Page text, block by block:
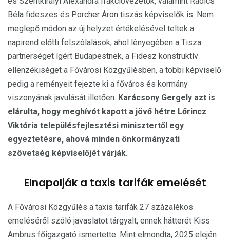
Béla fideszes és Porcher Áron tiszás képviselők is. Nem
meglepő módon az új helyzet értékelésével teltek a
napirend előtti felszólalások, ahol lényegében a Tisza
partnerséget ígért Budapestnek, a Fidesz konstruktív
ellenzékiséget a Fővárosi Közgyűlésben, a többi képviselő
pedig a reményeit fejezte ki a főváros és kormány
viszonyának javulását illetően. Karácsony Gergely azt is
elárulta, hogy meghívót kapott a jövő hétre Lőrincz
Viktória településfejlesztési minisztertől egy
egyeztetésre, ahová minden önkormányzati
szövetség képviselőjét várják.
Elnapolják a taxis tarifák emelését
A Fővárosi Közgyűlés a taxis tarifák 27 százalékos
emeléséről szóló javaslatot tárgyalt, ennek hátterét Kiss
Ambrus főigazgató ismertette. Mint elmondta, 2025 elején